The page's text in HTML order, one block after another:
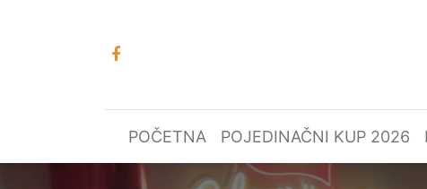
POČETNA POJEDINAČNI KUP 2026